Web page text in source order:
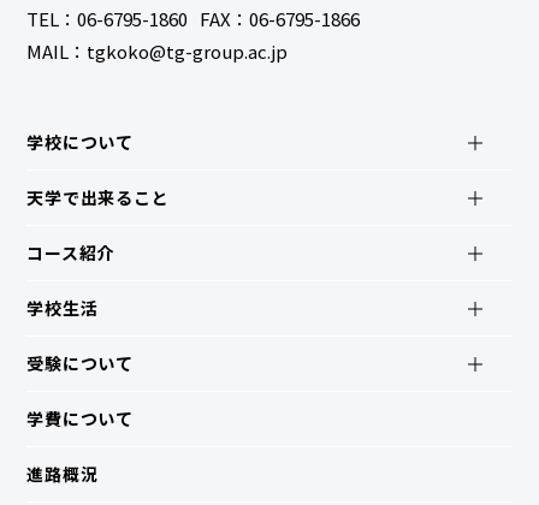
TEL：06-6795-1860 FAX：06-6795-1866
MAIL：tgkoko@tg-group.ac.jp
学校について
天学で出来ること
コース紹介
学校生活
受験について
学費について
進路概況